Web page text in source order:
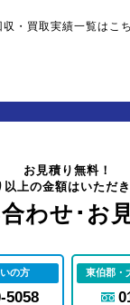
収・買取実績一覧はこ
お見積り無料！
以上の金額はいただき
わせ･お
の方
5058
東伯郡・